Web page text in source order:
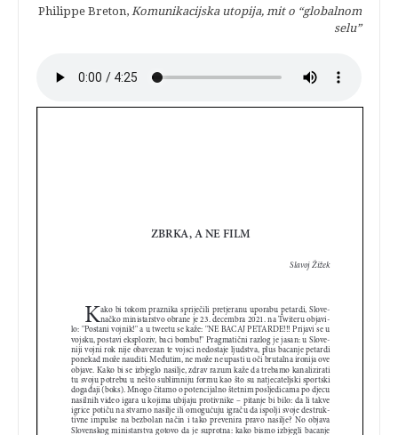
Philippe Breton, Komunikacijska utopija, mit o “globalnom
selu”